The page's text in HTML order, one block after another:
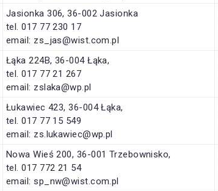
Jasionka 306, 36-002 Jasionka
tel. 017 77 230 17
email: zs_jas@wist.com.pl
Łąka 224B, 36-004 Łąka,
tel. 017 77 21 267
email: zslaka@wp.pl
Łukawiec 423, 36-004 Łąka,
tel. 017 77 15 549
email: zs.lukawiec@wp.pl
Nowa Wieś 200, 36-001 Trzebownisko,
tel. 017 772 21 54
email: sp_nw@wist.com.pl